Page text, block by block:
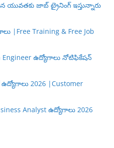
జాబ్ ట్రైనింగ్ ఇస్తున్నారు
|Free Training & Free Job
Engineer ఉద్యోగాలు నోటిఫికేషన్
2026 |Customer
Analyst ఉద్యోగాలు 2026